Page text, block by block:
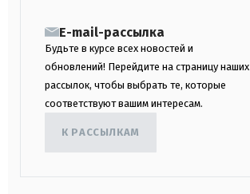
E-mail-рассылка
Будьте в курсе всех новостей и
обновлений! Перейдите на страницу наших
рассылок, чтобы выбрать те, которые
соответствуют вашим интересам.
К РАССЫЛКАМ